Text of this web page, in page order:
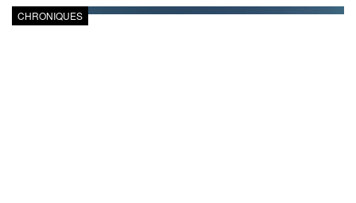
CHRONIQUES